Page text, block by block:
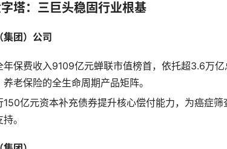
塔：三巨头稳固行业根基
集团）公司
年保费收入9109亿元蝉联市值榜首，依托超3.6万
老保险的全生命周期产品矩阵。
150亿元资本补充债券提升核心偿付能力，为癌症
。